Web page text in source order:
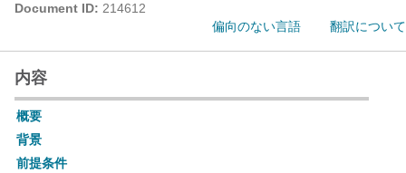
Document ID: 214612
偏向のない言語
翻訳について
内容
概要
背景
前提条件